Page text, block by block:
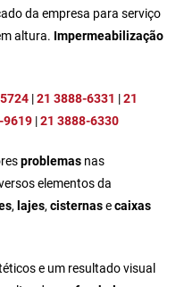
da empresa para serviço
altura. Impermeabilização
|21 3888-6331 |21
9619 |21 3888-6330
problemas nas
elementos da
, lajes,cisternasecaixas
e um resultado visual